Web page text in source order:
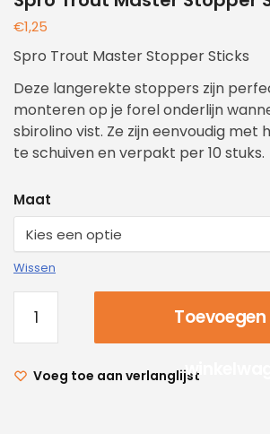
€1,25
Spro Trout Master Stopper Sticks
Deze langerekte stoppers zijn
monteren op je forel onderlijn
sbirolino vist. Ze zijn eenvoudig met
te schuiven en verpakt per 10 stuks.
Maat
Wissen
Voeg toe aan verlanglijst